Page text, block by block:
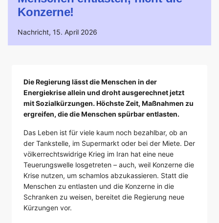
Konzerne!
Nachricht, 15. April 2026
Die Regierung lässt die Menschen in der
Energiekrise allein und droht ausgerechnet jetzt
mit Sozialkürzungen. Höchste Zeit, Maßnahmen zu
ergreifen, die die Menschen spürbar entlasten.
Das Leben ist für viele kaum noch bezahlbar, ob an
der Tankstelle, im Supermarkt oder bei der Miete. Der
völkerrechtswidrige Krieg im Iran hat eine neue
Teuerungswelle losgetreten – auch, weil Konzerne die
Krise nutzen, um schamlos abzukassieren. Statt die
Menschen zu entlasten und die Konzerne in die
Schranken zu weisen, bereitet die Regierung neue
Kürzungen vor.